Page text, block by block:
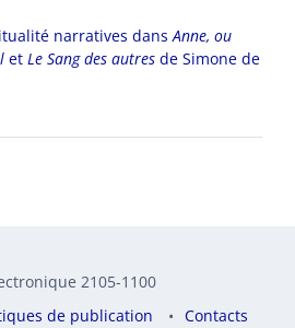
narratives dansAnne, ou
et Le Sang des autres de Simone de
2105-1100
de publication
Contacts